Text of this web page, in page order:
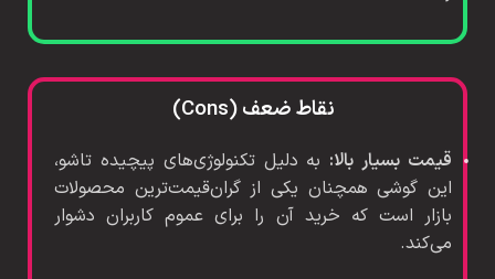
نقاط ضعف (Cons)
قیمت بسیار بالا: به دلیل تکنولوژی‌های پیچیده تاشو،
این گوشی همچنان یکی از گران‌قیمت‌ترین محصولات
بازار است که خرید آن را برای عموم کاربران دشوار
می‌کند.